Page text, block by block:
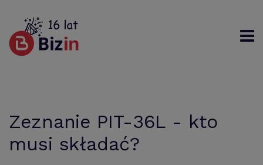
Zeznanie PIT-36L - kto
musi składać?